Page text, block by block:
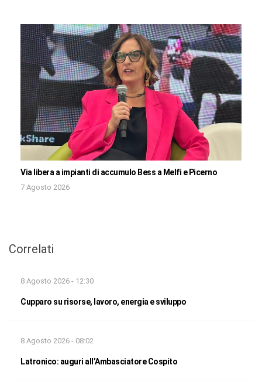
Via libera a impianti di accumulo Bess a Melfi e Picerno
7 Agosto 2026
Correlati
8 Agosto 2026 - 12:30
Cupparo su risorse, lavoro, energia e sviluppo
8 Agosto 2026 - 08:02
Latronico: auguri all’Ambasciatore Cospito